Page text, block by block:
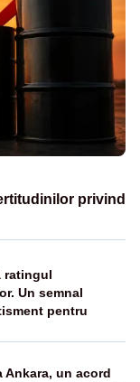
privind
ratingul
Un semnal
pentru
Ankara, un acord